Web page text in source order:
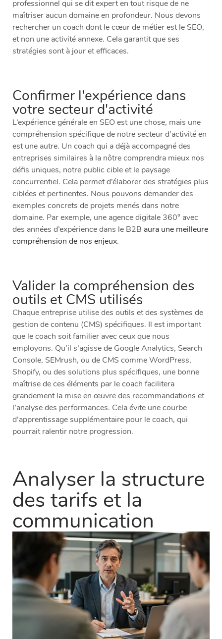
professionnel qui se dit expert en tout risque de ne
maîtriser aucun domaine en profondeur. Nous devons
rechercher un coach dont le cœur de métier est le SEO,
et non une activité annexe. Cela garantit que ses
stratégies sont à jour et efficaces.
Confirmer l'expérience dans
votre secteur d'activité
L’expérience générale en SEO est une chose, mais une
compréhension spécifique de notre secteur d’activité en
est une autre. Un coach qui a déjà accompagné des
entreprises similaires à la nôtre comprendra mieux nos
défis uniques, notre public cible et le paysage
concurrentiel. Cela permet d’élaborer des stratégies plus
ciblées et pertinentes. Nous pouvons demander des
exemples concrets de projets menés dans notre
domaine. Par exemple, une agence digitale 360° avec
des années d’expérience dans le B2B aura une meilleure
compréhension de nos enjeux.
Valider la compréhension des
outils et CMS utilisés
Chaque entreprise utilise des outils et des systèmes de
gestion de contenu (CMS) spécifiques. Il est important
que le coach soit familier avec ceux que nous
employons. Qu’il s’agisse de Google Analytics, Search
Console, SEMrush, ou de CMS comme WordPress,
Shopify, ou des solutions plus spécifiques, une bonne
maîtrise de ces éléments par le coach facilitera
grandement la mise en œuvre des recommandations et
l’analyse des performances. Cela évite une courbe
d’apprentissage supplémentaire pour le coach, qui
pourrait ralentir notre progression.
Analyser la structure
des tarifs et la
communication